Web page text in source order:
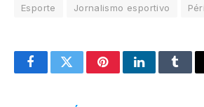
Esporte Jornalismo esportivo
FacebookTwitterPinterestLinkedIn